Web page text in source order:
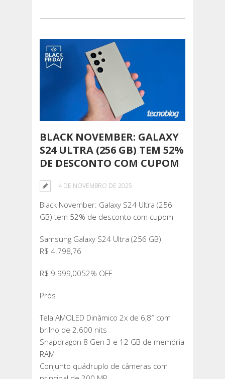
BLACK NOVEMBER: GALAXY
S24 ULTRA (256 GB) TEM 52%
DE DESCONTO COM CUPOM
4 DE NOVEMBRO DE 2025
Black November: Galaxy S24 Ultra (256
GB) tem 52% de desconto com cupom
Samsung Galaxy S24 Ultra (256 GB)
R$ 4.798,76
R$ 9.999,0052% OFF
Prós
Tela AMOLED Dinâmico 2x de 6,8″ com
brilho de 2.600 nits
Snapdragon 8 Gen 3 e 12 GB de memória
RAM
Conjunto quádruplo de câmeras com